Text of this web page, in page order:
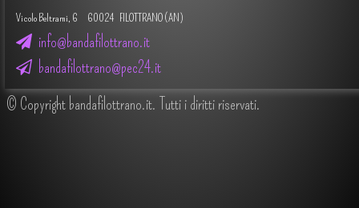
Vicolo Beltrami, 6 60024 FILOTTRANO (AN)
info@bandafilottrano.it
bandafilottrano@pec24.it
© Copyright bandafilottrano.it. Tutti i diritti riservati.